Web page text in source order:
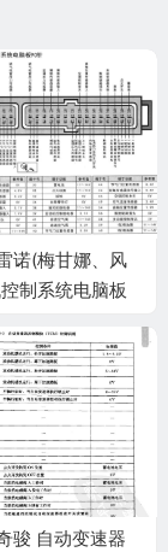
诺(梅甘娜、风
制系统电脑板
骏 自动变速器